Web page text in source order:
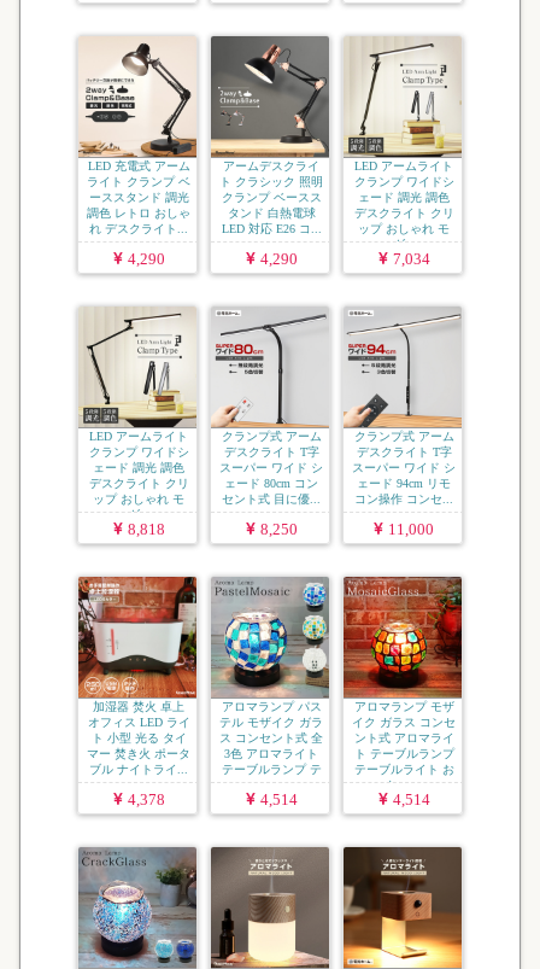
LED 充電式 アーム
ライト クランプ ベ
ーススタンド 調光
調色 レトロ おしゃ
れ デスクライト...
4,290
アームデスクライ
ト クラシック 照明
クランプ ベースス
タンド 白熱電球
LED 対応 E26 コ...
4,290
LED アームライト
クランプ ワイドシ
ェード 調光 調色
デスクライト クリ
ップ おしゃれ モ
ダ...
7,034
LED アームライト
クランプ ワイドシ
ェード 調光 調色
デスクライト クリ
ップ おしゃれ モ
ダ...
8,818
クランプ式 アーム
デスクライト T字
スーパー ワイド シ
ェード 80cm コン
セント式 目に優...
8,250
クランプ式 アーム
デスクライト T字
スーパー ワイド シ
ェード 94cm リモ
コン操作 コンセ...
11,000
加湿器 焚火 卓上
オフィス LED ライ
ト 小型 光る タイ
マー 焚き火 ポータ
ブル ナイトライ...
4,378
アロマランプ パス
テル モザイク ガラ
ス コンセント式 全
3色 アロマライト
テーブルランプ テ
ー...
4,514
アロマランプ モザ
イク ガラス コンセ
ント式 アロマライ
ト テーブルランプ
テーブルライト お
しゃ...
4,514